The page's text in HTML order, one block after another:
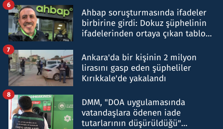
Ahbap soruşturmasında ifadeler
birbirine girdi: Dokuz şüphelinin
ifadelerinden ortaya çıkan tablo
6
Ankara'da bir kişinin 2 milyon
lirasını gasp eden şüpheliler
Kırıkkale'de yakalandı
7
DMM, "DOA uygulamasında
vatandaşlara ödenen iade
tutarlarının düşürüldüğü"
8